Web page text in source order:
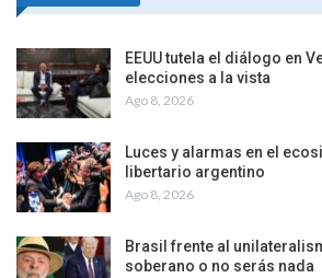
EEUU tutela el diálogo en
elecciones a la vista
Ago 8, 2026
Luces y alarmas en el
libertario argentino
Ago 8, 2026
Brasil frente al
soberano o no serás nada